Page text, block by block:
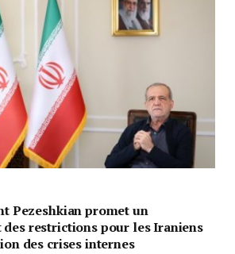
Pezeshkian promet un
des restrictions pour les Iraniens
des crises internes